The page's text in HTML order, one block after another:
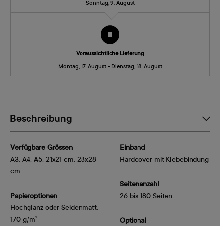
Sonntag, 9. August
Voraussichtliche Lieferung
Montag, 17. August - Dienstag, 18. August
Beschreibung
Verfügbare Grössen
A3, A4, A5, 21x21 cm, 28x28
cm
Papieroptionen
Hochglanz oder Seidenmatt,
170 g/m²
Einband
Hardcover mit Klebebindung
Seitenanzahl
26 bis 180 Seiten
Optional